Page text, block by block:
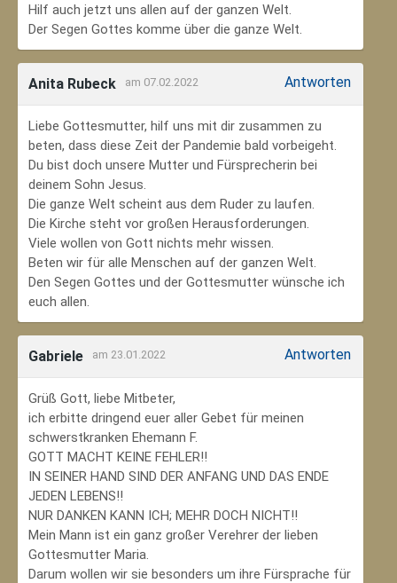
Hilf auch jetzt uns allen auf der ganzen Welt.
Der Segen Gottes komme über die ganze Welt.
Anita Rubeck am 07.02.2022 Antworten
Liebe Gottesmutter, hilf uns mit dir zusammen zu
beten, dass diese Zeit der Pandemie bald vorbeigeht.
Du bist doch unsere Mutter und Fürsprecherin bei
deinem Sohn Jesus.
Die ganze Welt scheint aus dem Ruder zu laufen.
Die Kirche steht vor großen Herausforderungen.
Viele wollen von Gott nichts mehr wissen.
Beten wir für alle Menschen auf der ganzen Welt.
Den Segen Gottes und der Gottesmutter wünsche ich
euch allen.
Gabriele am 23.01.2022 Antworten
Grüß Gott, liebe Mitbeter,
ich erbitte dringend euer aller Gebet für meinen
schwerstkranken Ehemann F.
GOTT MACHT KEINE FEHLER!!
IN SEINER HAND SIND DER ANFANG UND DAS ENDE
JEDEN LEBENS!!
NUR DANKEN KANN ICH; MEHR DOCH NICHT!!
Mein Mann ist ein ganz großer Verehrer der lieben
Gottesmutter Maria.
Darum wollen wir sie besonders um ihre Fürsprache für